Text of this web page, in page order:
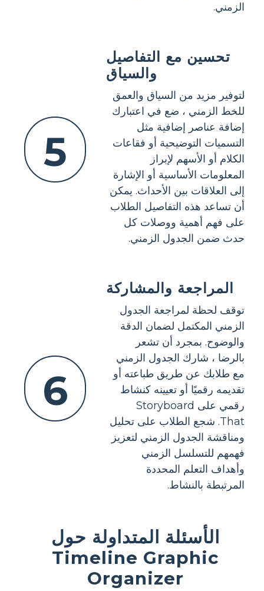
الزمني.
5
تحسين مع التفاصيل
والسياق
لتوفير مزيد من السياق والعمق
للخط الزمني ، ضع في اعتبارك
إضافة عناصر إضافية مثل
التسميات التوضيحية أو فقاعات
الكلام أو الأسهم لإبراز
المعلومات الأساسية أو الإشارة
إلى العلاقات بين الأحداث. يمكن
أن تساعد هذه التفاصيل الطلاب
على فهم أهمية ووصلات كل
حدث ضمن الجدول الزمني.
6
المراجعة والمشاركة
توقف لحظة لمراجعة الجدول
الزمني المكتمل لضمان الدقة
والوضوح. بمجرد أن تشعر
بالرضا ، شارك الجدول الزمني
مع طلابك عن طريق طباعته أو
تقديمه رقميًا أو تعيينه كنشاط
رقمي على Storyboard
That. شجع الطلاب على تحليل
ومناقشة الجدول الزمني لتعزيز
فهمهم للتسلسل الزمني
وأهداف التعلم المحددة
المرتبطة بالنشاط.
الأسئلة المتداولة حول
Timeline Graphic
Organizer